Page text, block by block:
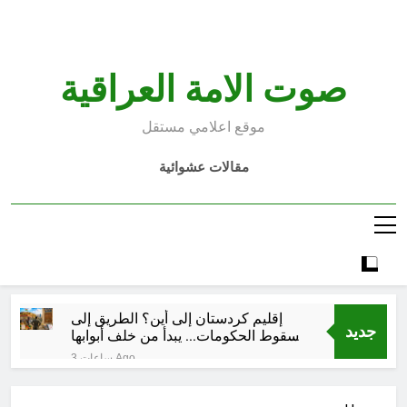
صوت الامة العراقية
موقع اعلامي مستقل
مقالات عشوائية
جديد
إقليم كردستان إلى أين؟ الطريق إلى
سقوط الحكومات… يبدأ من خلف أبوابها
المغلقة 3 ساعات Ago